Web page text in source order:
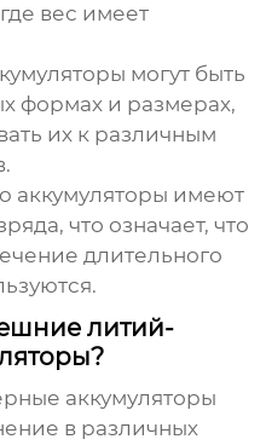
вес имеет
могут быть
формах и размерах,
их к различным
аккумуляторы имеют
что означает, что
длительного
литий-
аккумуляторы
в различных